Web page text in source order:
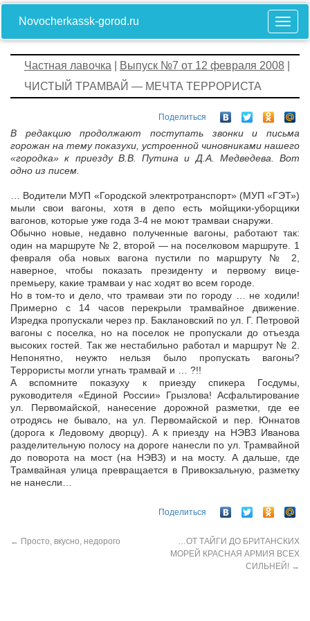
Novocherkassk-gorod.ru
Частная лавочка Выпуск №7 от 12 февраля 2008
ЧИСТЫЙ ТРАМВАЙ — МЕЧТА ТЕРРОРИСТА
Поделиться
В редакцию продолжают поступать звонки и письма
горожан на тему показухи, устроенной чиновниками нашего
«городка» к приезду В.В. Путина и Д.А. Медведева. Вот
одно из писем.
… Водители МУП «Городской электротранспорт» (МУП «ГЭТ»)
мыли свои вагоны, хотя в депо есть мойщики-уборщики
вагонов, которые уже года 3-4 не моют трамваи снаружи.
Обычно новые, недавно полученные вагоны, работают так:
один на маршруте № 2, второй — на поселковом маршруте. 1
февраля оба новых вагона пустили по маршруту № 2,
наверное, чтобы показать президенту и первому вице-
премьеру, какие трамваи у нас ходят во всем городе.
Но в том-то и дело, что трамваи эти по городу … не ходили!
Примерно с 14 часов перекрыли трамвайное движение.
Изредка пропускали через пр. Баклановский по ул. Г. Петровой
вагоны с поселка, но на поселок не пропускали до отъезда
высоких гостей. Так же нестабильно работал и маршрут № 2.
Непонятно, неужто нельзя было пропускать вагоны?
Террористы могли угнать трамвай и … ?!!
А вспомните показуху к приезду спикера Госдумы,
руководителя «Единой России» Грызлова! Асфальтирование
ул. Первомайской, нанесение дорожной разметки, где ее
отродясь не бывало, на ул. Первомайской и пер. Юннатов
(дорога к Ледовому дворцу). А к приезду на НЭВЗ Иванова
разделительную полосу на дороге нанесли по ул. Трамвайной
до поворота на мост (на НЭВЗ) и на мосту. А дальше, где
Трамвайная улица превращается в Привокзальную, разметку
не нанесли…
Поделиться
← Просто, вкусно, недорого
…ОТ ТАЙГИ ДО БРИТАНСКИХ
МОРЕЙ КРАСНАЯ АРМИЯ ВСЕХ
СИЛЬНЕЙ! →